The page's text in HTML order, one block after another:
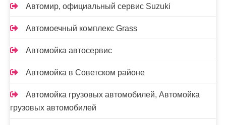
Автомир, официальный сервис Suzuki
Автомоечный комплекс Grass
Автомойка автосервис
Автомойка в Советском районе
Автомойка грузовых автомобилей, Автомойка
грузовых автомобилей